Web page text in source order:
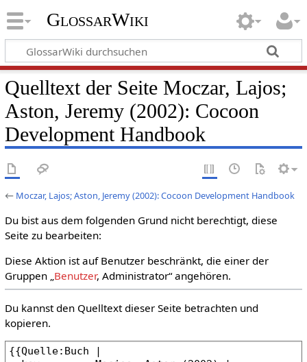
GlossarWiki
Quelltext der Seite Moczar, Lajos;
Aston, Jeremy (2002): Cocoon
Development Handbook
← Moczar, Lajos; Aston, Jeremy (2002): Cocoon Development Handbook
Du bist aus dem folgenden Grund nicht berechtigt, diese
Seite zu bearbeiten:
Diese Aktion ist auf Benutzer beschränkt, die einer der
Gruppen „Benutzer, Administrator“ angehören.
Du kannst den Quelltext dieser Seite betrachten und
kopieren.